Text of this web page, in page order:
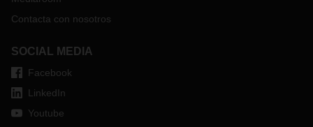
Contacta con nosotros
SOCIAL MEDIA
Facebook
LinkedIn
Youtube